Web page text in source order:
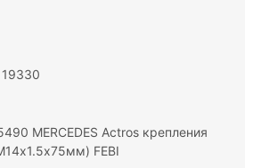
MERCEDES Actros крепления
FEBI